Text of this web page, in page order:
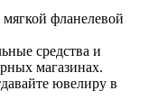
фланелевой
средства и
магазинах.
ювелиру в